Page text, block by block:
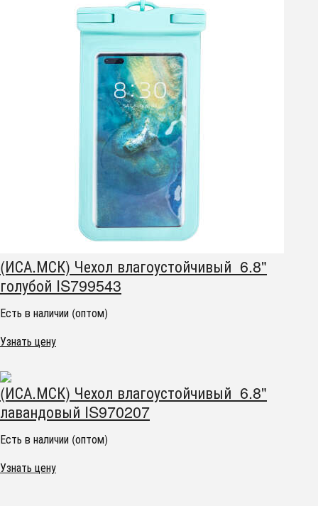
(ИСА.МСК) Чехол влагоустойчивый 6.8"
голубой IS799543
Есть в наличии (оптом)
Узнать цену
(ИСА.МСК) Чехол влагоустойчивый 6.8"
лавандовый IS970207
Есть в наличии (оптом)
Узнать цену